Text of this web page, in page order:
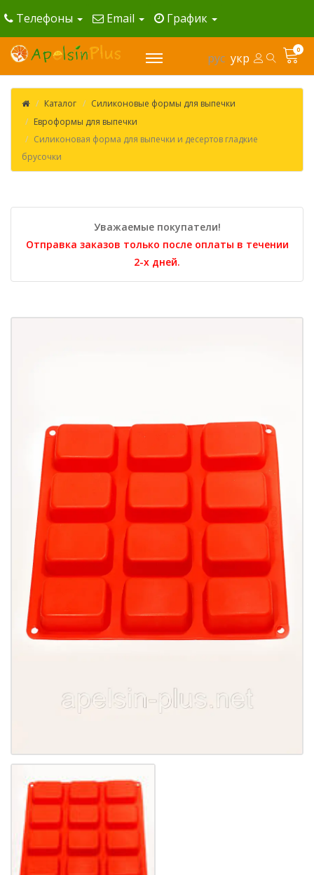
Телефоны Email График
рус укр
0
Каталог
Силиконовые формы для выпечки
Евроформы для выпечки
Силиконовая форма для выпечки и десертов гладкие
брусочки
Уважаемые покупатели!
Отправка заказов только после оплаты в течении
2-х дней.